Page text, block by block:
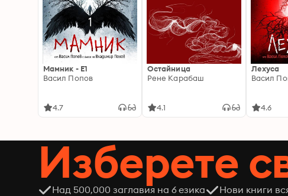
Мамник - E1
Васил Попов
4.7
Остайница
Рене Карабаш
4.1
Лехуса
Васил
4.6
Изберете
Над 500,000 заглавия на 6 езика Нови книги